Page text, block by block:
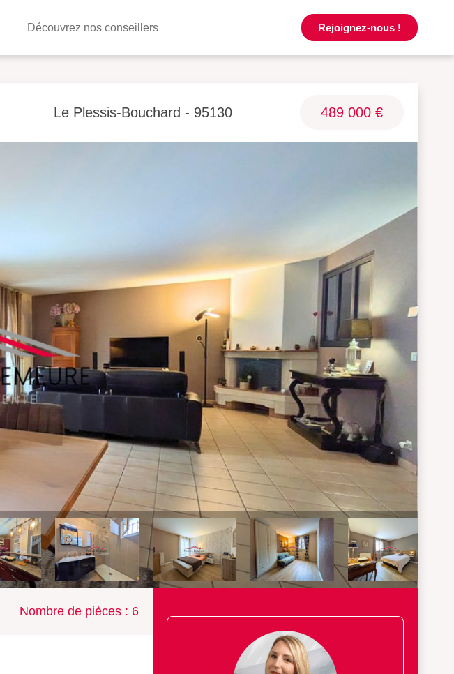
Découvrez nos conseillers Rejoignez-nous !
Le Plessis-Bouchard - 95130 489 000 €
Nombre de pièces : 6